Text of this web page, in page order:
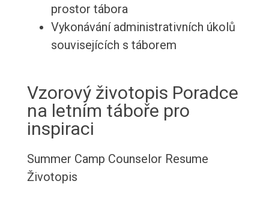
prostor tábora
Vykonávání administrativních úkolů
souvisejících s táborem
Vzorový životopis Poradce
na letním táboře pro
inspiraci
Summer Camp Counselor Resume
Životopis